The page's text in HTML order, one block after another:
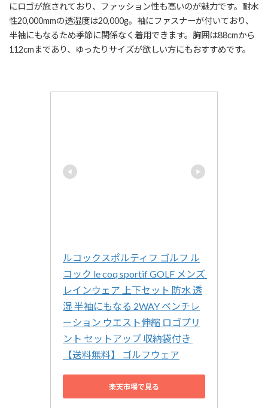
にロゴが施されており、ファッション性も高いのが魅力です。耐水
性20,000mmの透湿度は20,000g。袖にファスナーが付いており、
半袖にもなるため季節に関係なく着用できます。胸囲は88cmから
112cmまであり、ゆったりサイズが欲しい方にもおすすめです。
ルコックスポルティフ ゴルフ ル
コック le coq sportif GOLF メンズ
レインウェア 上下セット 防水 透
湿 半袖にもなる 2WAY ベンチレ
ーション ウエスト伸縮 ロゴプリ
ント セットアップ 収納袋付き
【送料無料】 ゴルフウェア
楽天市場で見る